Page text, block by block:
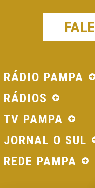
RÁDIO PAMPA
RÁDIOS
TV PAMPA
JORNAL O SUL
REDE PAMPA